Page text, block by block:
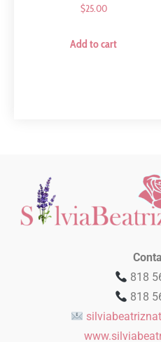
$25.00
Add to cart
818
818